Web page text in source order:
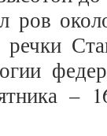
ров
–